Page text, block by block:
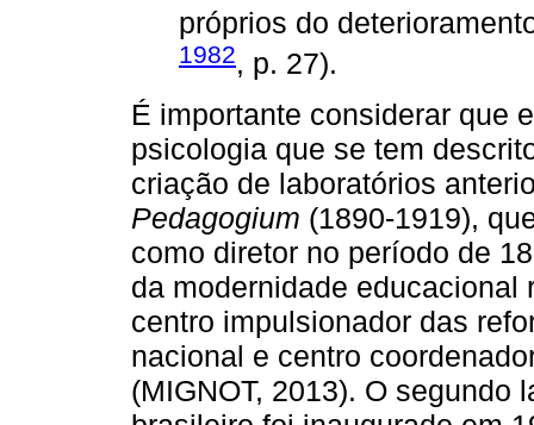
próprios do
1982, p. 27).
É importante considerar que
psicologia que se tem
criação de laboratórios
Pedagogium (1890-1919),
como diretor no período de
da modernidade educacional
centro impulsionador das
nacional e centro
(MIGNOT, 2013). O segundo